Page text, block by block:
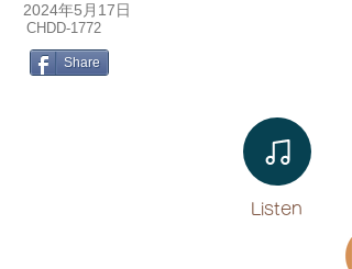
2024年5月17日
CHDD-1772
Share
Listen​